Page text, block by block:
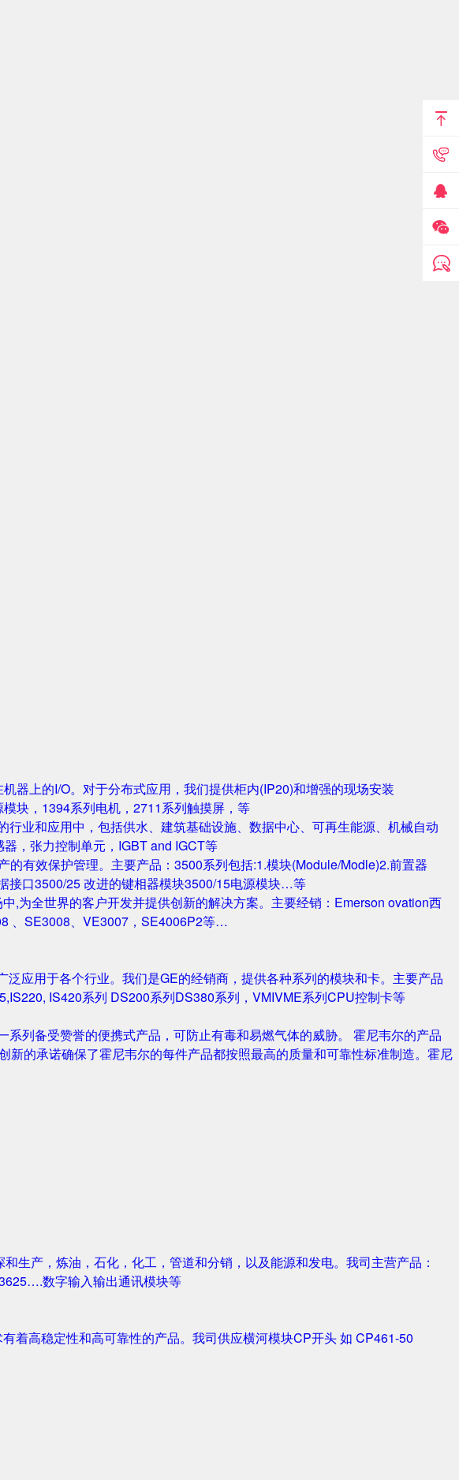
器上的I/O。对于分布式应用，我们提供柜内(IP20)和增强的现场安装
块，1394系列电机，2711系列触摸屏，等
业和应用中，包括供水、建筑基础设施、数据中心、可再生能源、机械自动
，张力控制单元，IGBT and IGCT等
有效保护管理。主要产品：3500系列包括:1.模块(Module/Modle)2.前置器
接口3500/25 改进的键相器模块3500/15电源模块…等
,为全世界的客户开发并提供创新的解决方案。主要经销：Emerson ovation西
、SE3008、VE3007，SE4006P2等…
应用于各个行业。我们是GE的经销商，提供各种系列的模块和卡。主要产品
IS420系列 DS200系列DS380系列，VMIVME系列CPU控制卡等
列备受赞誉的便携式产品，可防止有毒和易燃气体的威胁。 霍尼韦尔的产品
的承诺确保了霍尼韦尔的每件产品都按照最高的质量和可靠性标准制造。霍尼
生产，炼油，石化，化工，管道和分销，以及能源和发电。我司主营产品：
数字输入输出通讯模块等
着高稳定性和高可靠性的产品。我司供应横河模块CP开头 如 CP461-50